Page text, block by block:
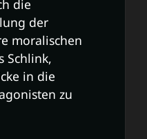
die
der
moralischen
Schlink,
in die
zu